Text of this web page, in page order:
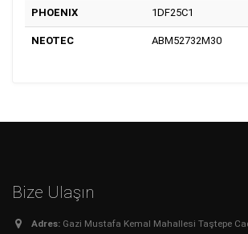
PHOENIX 1DF25C1
NEOTEC ABM52732M30
Bize Ulaşın
Adres: Gazi Mustafa Kemal Mahallesi Taştepe